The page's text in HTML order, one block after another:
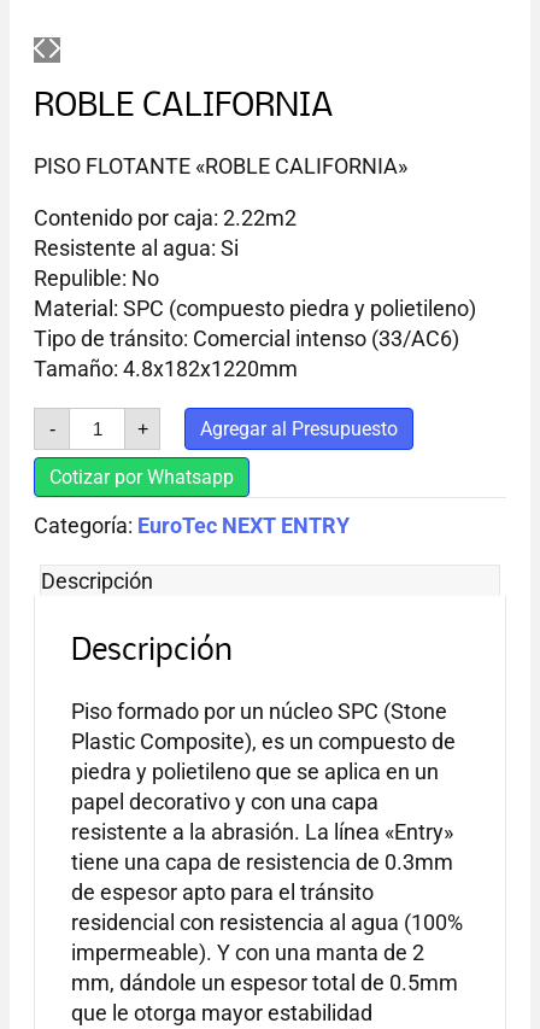
ROBLE CALIFORNIA
PISO FLOTANTE «ROBLE CALIFORNIA»
Contenido por caja: 2.22m2
Resistente al agua: Si
Repulible: No
Material: SPC (compuesto piedra y polietileno)
Tipo de tránsito: Comercial intenso (33/AC6)
Tamaño: 4.8x182x1220mm
-
ROBLE
CALIFORNIA
cantidad
+ Agregar al Presupuesto
Cotizar por Whatsapp
Categoría: EuroTec NEXT ENTRY
Descripción
Descripción
Piso formado por un núcleo SPC (Stone
Plastic Composite), es un compuesto de
piedra y polietileno que se aplica en un
papel decorativo y con una capa
resistente a la abrasión. La línea «Entry»
tiene una capa de resistencia de 0.3mm
de espesor apto para el tránsito
residencial con resistencia al agua (100%
impermeable). Y con una manta de 2
mm, dándole un espesor total de 0.5mm
que le otorga mayor estabilidad